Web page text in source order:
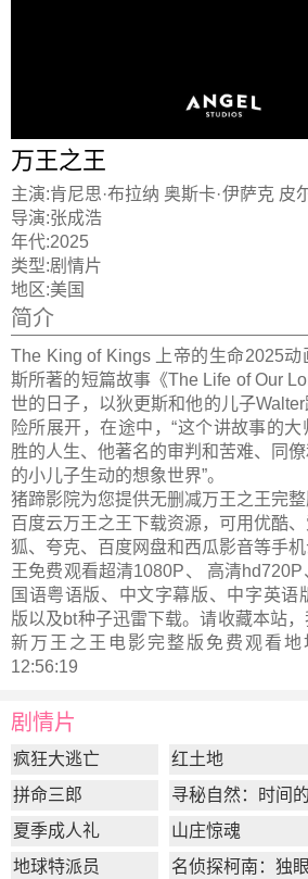
万王之王
主演:肯尼思·布拉纳 奥斯卡·伊萨克 皮
·瑟曼
导演:张成浩
年代:2025
类型:剧情片
地区:美国
简介
The King of Kings 上帝的生命2025动
斯所著的短篇故事《The Life of Our
世的日子，以狄更斯和他的儿子
险所展开，在途中，“这个讲故事的
胜的人生、他著名的审判和苦难、同
的小儿子生动的想象世界”。
猪蹄影院为您提供无删减万王之王完
百度云万王之王下载资源，可用优酷
狐、夸克、百度网盘和西瓜影音等手
王免费观看超清1080P、 高清hd720P
国语粤语版、中文字幕版、中字英语
版以及bt种子迅雷下载。请收藏本站
新万王之王电影完整版 免费观看地
12:56:19
剧情片
疯狂大逃亡 红土地
拼命三郎
寻秘自然：时间的
形状
夏季成人礼
山庄惊魂
地球特派员
名侦探柯南：独眼